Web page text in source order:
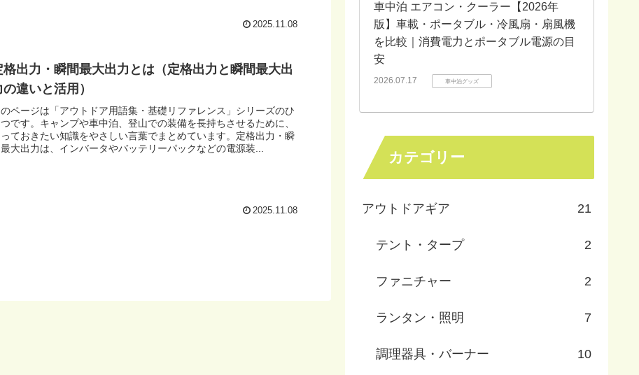
2025.11.08
格出力・瞬間最大出力とは（定格出力と瞬間最大出
の違いと活用）
のページは「アウトドア用語集・基礎リファレンス」シリーズのひ
つです。キャンプや車中泊、登山での装備を長持ちさせるために、
ておきたい知識をやさしい言葉でまとめています。定格出力・瞬
最大出力は、インバータやバッテリーパックなどの電源装...
2025.11.08
車中泊 エアコン・クーラー【2026年
版】車載・ポータブル・冷風扇・扇風機
を比較｜消費電力とポータブル電源の目
安
2026.07.17 車中泊グッズ
カテゴリー
アウトドアギア 21
テント・タープ 2
ファニチャー 2
ランタン・照明 7
調理器具・バーナー 10